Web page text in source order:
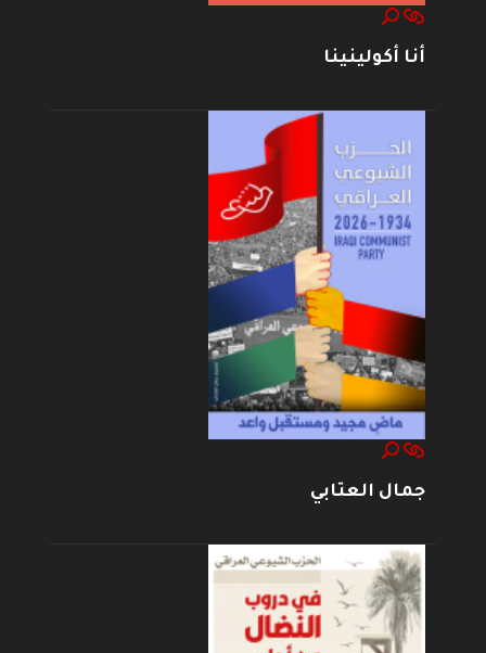
أنا أكولينينا
جمال العتابي